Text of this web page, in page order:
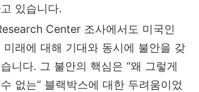
있습니다.
Center 조사에서도 미국인
래에 대해 기대와 동시에 불안을 갖
니다. 그 불안의 핵심은 “왜 그렇게
없는” 블랙박스에 대한 두려움이었